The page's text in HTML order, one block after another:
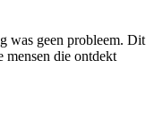
was geen probleem. Dit
mensen die ontdekt